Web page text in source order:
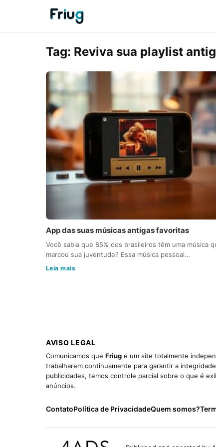
Tag: Reviva sua playlist
App das suas músicas antigas favoritas
Você sabia que 85% dos brasileiros têm uma música
marcou sua juventude? Essa música pessoal…
Leia mais
AVISO LEGAL
Comunicamos que Friug é um site totalmente
trabalharem continuamente para garantir a
publicidades, temos controle parcial sobre o que é
anúncios.
ContatoPolítica de PrivacidadeQuem somos?